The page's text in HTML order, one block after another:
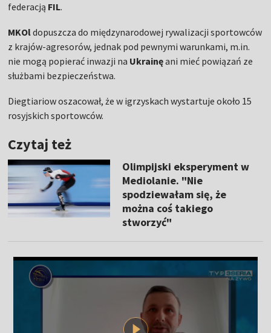
federacją FIL.
MKOldopuszcza do międzynarodowej rywalizacji sportowców
z krajów-agresorów, jednak pod pewnymi warunkami, m.in.
nie mogą popierać inwazji na Ukrainęani mieć powiązań ze
służbami bezpieczeństwa.
Diegtiariow oszacował, że w igrzyskach wystartuje około 15
rosyjskich sportowców.
Czytaj też
Olimpijski eksperyment w
Mediolanie. "Nie
spodziewałam się, że
można coś takiego
stworzyć"